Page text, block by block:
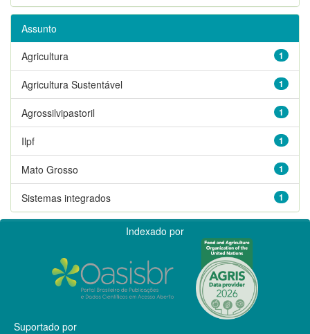
Assunto
1
Agricultura
1
Agricultura Sustentável
1
Agrossilvipastoril
1
Ilpf
1
Mato Grosso
1
Sistemas integrados
Indexado por
Suportado por